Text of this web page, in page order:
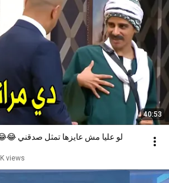
40:53
لو عليا مش عايزها تمثل صدقني
views